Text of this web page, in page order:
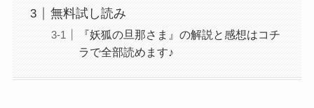
無料試し読み
『妖狐の旦那さま』の解説と感想はコチ
ラで全部読めます♪